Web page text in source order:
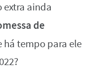
extra ainda
de
há tempo para ele